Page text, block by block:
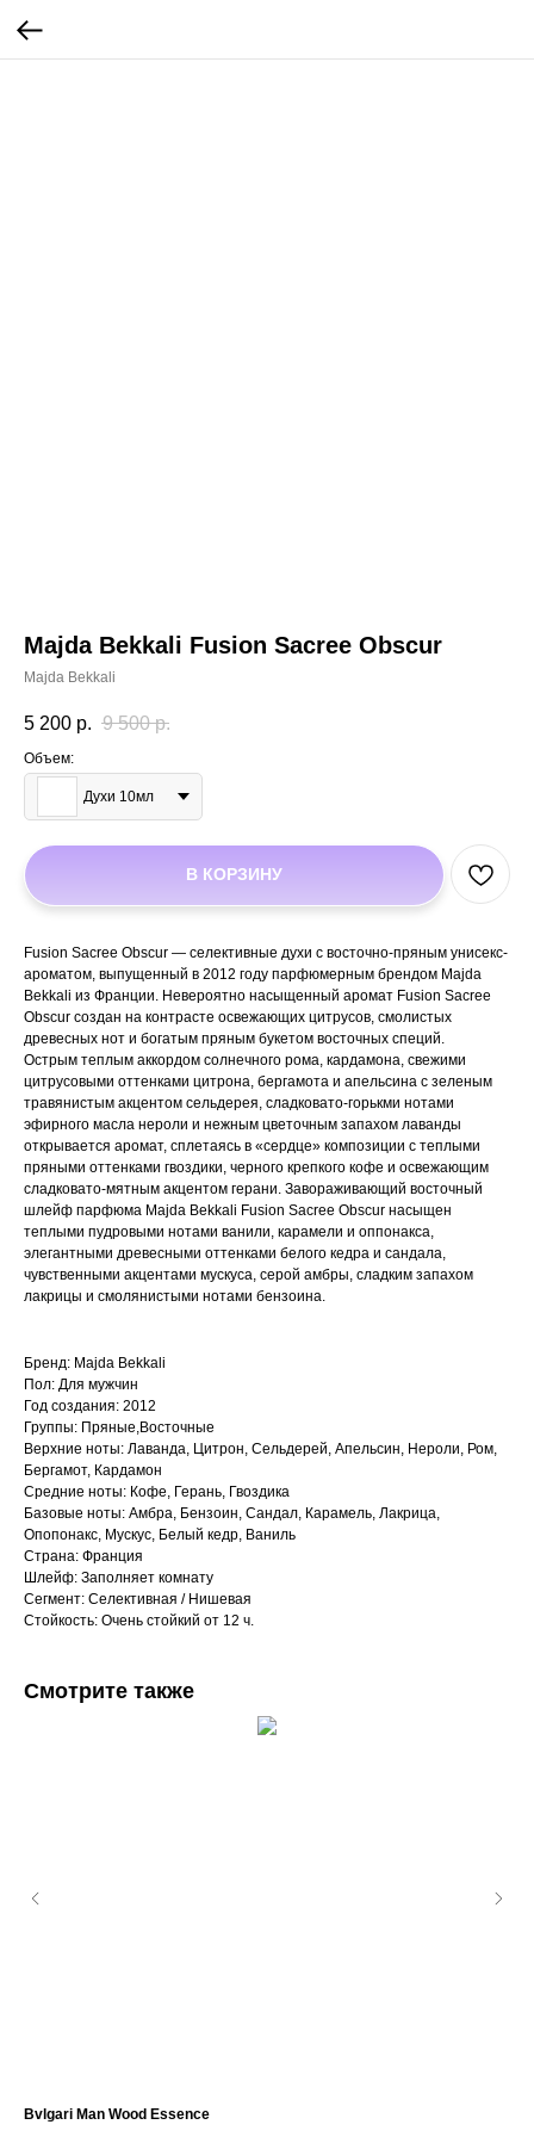
Majda Bekkali Fusion Sacree Obscur
Majda Bekkali
5 200 р. 9 500 р.
Объем:
Духи 10мл
В КОРЗИНУ
Fusion Sacree Obscur — селективные духи с восточно-пряным унисекс-
ароматом, выпущенный в 2012 году парфюмерным брендом Majda
Bekkali из Франции. Невероятно насыщенный аромат Fusion Sacree
Obscur создан на контрасте освежающих цитрусов, смолистых
древесных нот и богатым пряным букетом восточных специй.
Острым теплым аккордом солнечного рома, кардамона, свежими
цитрусовыми оттенками цитрона, бергамота и апельсина с зеленым
травянистым акцентом сельдерея, сладковато-горькми нотами
эфирного масла нероли и нежным цветочным запахом лаванды
открывается аромат, сплетаясь в «сердце» композиции с теплыми
пряными оттенками гвоздики, черного крепкого кофе и освежающим
сладковато-мятным акцентом герани. Завораживающий восточный
шлейф парфюма Majda Bekkali Fusion Sacree Obscur насыщен
теплыми пудровыми нотами ванили, карамели и оппонакса,
элегантными древесными оттенками белого кедра и сандала,
чувственными акцентами мускуса, серой амбры, сладким запахом
лакрицы и смолянистыми нотами бензоина.
Бренд: Majda Bekkali
Пол: Для мужчин
Год создания: 2012
Группы: Пряные,Восточные
Верхние ноты: Лаванда, Цитрон, Сельдерей, Апельсин, Нероли, Ром,
Бергамот, Кардамон
Средние ноты: Кофе, Герань, Гвоздика
Базовые ноты: Амбра, Бензоин, Сандал, Карамель, Лакрица,
Опопонакс, Мускус, Белый кедр, Ваниль
Страна: Франция
Шлейф: Заполняет комнату
Сегмент: Селективная / Нишевая
Стойкость: Очень стойкий от 12 ч.
Смотрите также
Bvlgari Man Wood Essence